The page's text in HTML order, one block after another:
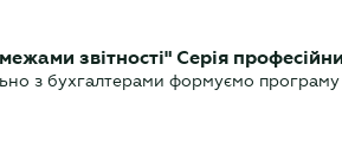
Аналітика Календар
звітності" Серія
з бухгалтерами формуємо програму